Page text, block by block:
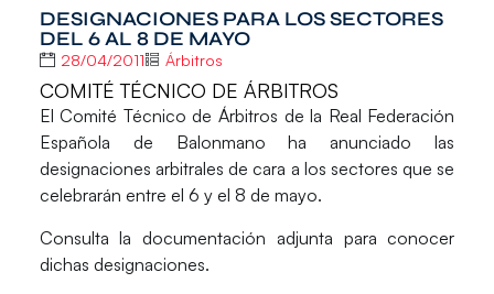
DESIGNACIONES PARA LOS SECTORES
DEL 6 AL 8 DE MAYO
28/04/2011 Árbitros
COMITÉ TÉCNICO DE ÁRBITROS
El Comité Técnico de Árbitros de la Real Federación
Española de Balonmano ha anunciado las
designaciones arbitrales de cara a los sectores que se
celebrarán entre el 6 y el 8 de mayo.
Consulta la documentación adjunta para conocer
dichas designaciones.